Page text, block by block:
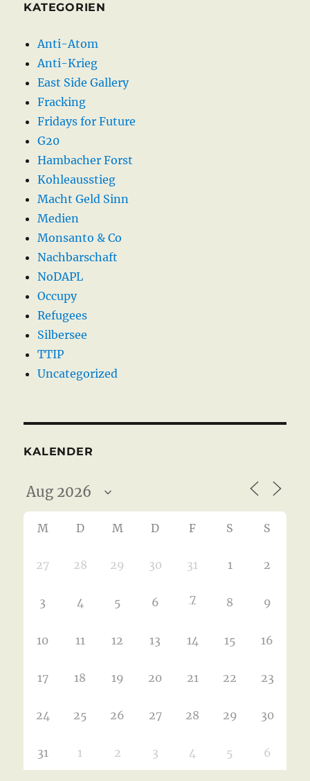
KATEGORIEN
Anti-Atom
Anti-Krieg
East Side Gallery
Fracking
Fridays for Future
G20
Hambacher Forst
Kohleausstieg
Macht Geld Sinn
Medien
Monsanto & Co
Nachbarschaft
NoDAPL
Occupy
Refugees
Silbersee
TTIP
Uncategorized
KALENDER
M D M D F S S
27 28 29 30 31 1 2
3 4 5 6 7 8 9
10 11 12 13 14 15 16
17 18 19 20 21 22 23
24 25 26 27 28 29 30
31 1 2 3 4 5 6